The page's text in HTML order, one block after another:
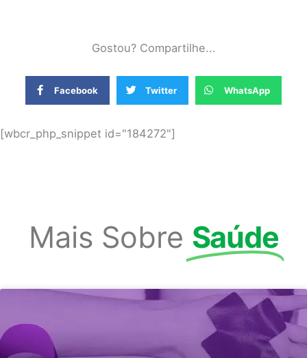
Gostou? Compartilhe...
Facebook Twitter WhatsApp
[wbcr_php_snippet id="184272"]
Mais Sobre Saúde